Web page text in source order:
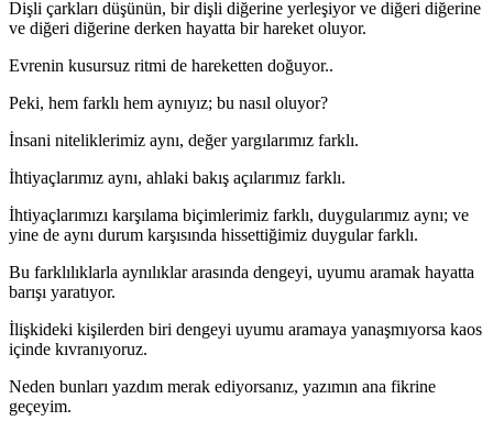
Dişli çarkları düşünün, bir dişli diğerine yerleşiyor ve diğeri diğerine
ve diğeri diğerine derken hayatta bir hareket oluyor.
Evrenin kusursuz ritmi de hareketten doğuyor..
Peki, hem farklı hem aynıyız; bu nasıl oluyor?
İnsani niteliklerimiz aynı, değer yargılarımız farklı.
İhtiyaçlarımız aynı, ahlaki bakış açılarımız farklı.
İhtiyaçlarımızı karşılama biçimlerimiz farklı, duygularımız aynı; ve
yine de aynı durum karşısında hissettiğimiz duygular farklı.
Bu farklılıklarla aynılıklar arasında dengeyi, uyumu aramak hayatta
barışı yaratıyor.
İlişkideki kişilerden biri dengeyi uyumu aramaya yanaşmıyorsa kaos
içinde kıvranıyoruz.
Neden bunları yazdım merak ediyorsanız, yazımın ana fikrine
geçeyim.